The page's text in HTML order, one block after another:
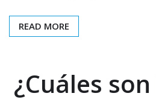
READ MORE
¿Cuáles